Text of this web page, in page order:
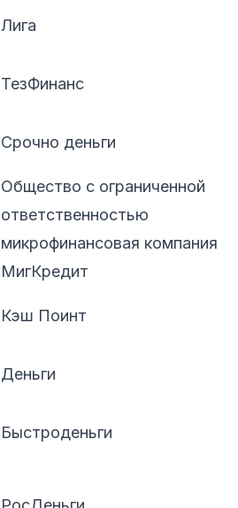
Лига
ТезФинанс
Срочно деньги
Общество с ограниченной
ответственностью
микрофинансовая компания
МигКредит
Кэш Поинт
Деньги
Быстроденьги